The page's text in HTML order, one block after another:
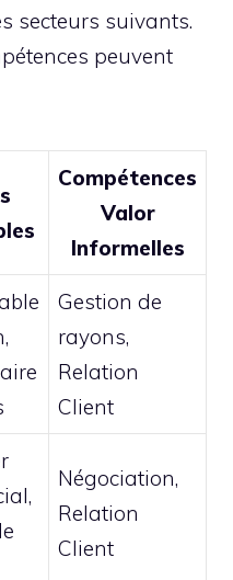
secteurs suivants.
peuvent
Compétences
Valor
Informelles
Gestion de
rayons,
Relation
Client
Négociation,
Relation
Client